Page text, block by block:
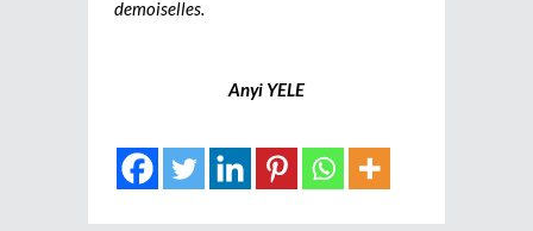
demoiselles.
Anyi YELE